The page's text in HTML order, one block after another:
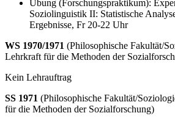
Übung (Forschungspraktikum):
Soziolinguistik II: Statistische
Ergebnisse, Fr 20-22 Uhr
WS 1970/1971 (Philosophische Fakultät/
Lehrkraft für die Methoden der
Kein Lehrauftrag
SS 1971 (Philosophische Fakultät/
für die Methoden der Sozialforschung)